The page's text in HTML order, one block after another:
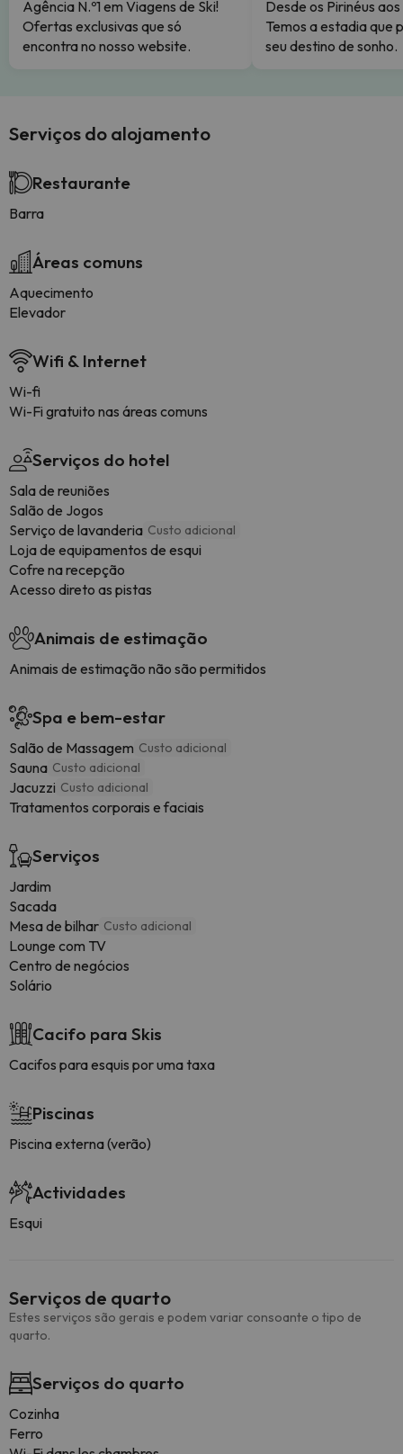
Agência N.º1 em Viagens de Ski!
Ofertas exclusivas que só
encontra no nosso website.
Desde os Pirinéus
Temos a estadia que
seu destino de sonho.
Serviços do alojamento
Restaurante
Barra
Áreas comuns
Aquecimento
Elevador
Wifi & Internet
Wi-fi
Wi-Fi gratuito nas áreas comuns
Serviços do hotel
Sala de reuniões
Salão de Jogos
Serviço de lavanderia Custo adicional
Loja de equipamentos de esqui
Cofre na recepção
Acesso direto as pistas
Animais de estimação
Animais de estimação não são permitidos
Spa e bem-estar
Salão de Massagem Custo adicional
Sauna Custo adicional
Jacuzzi Custo adicional
Tratamentos corporais e faciais
Serviços
Jardim
Sacada
Mesa de bilhar Custo adicional
Lounge com TV
Centro de negócios
Solário
Cacifo para Skis
Cacifos para esquis por uma taxa
Piscinas
Piscina externa (verão)
Actividades
Esqui
Serviços de quarto
Estes serviços são gerais e podem variar consoante o tipo de
quarto.
Serviços do quarto
Cozinha
Ferro